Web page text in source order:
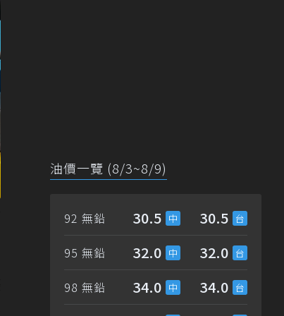
油價一覽 (8/3~8/9)
92 無鉛 30.5 30.5
95 無鉛 32.0 32.0
98 無鉛 34.0 34.0